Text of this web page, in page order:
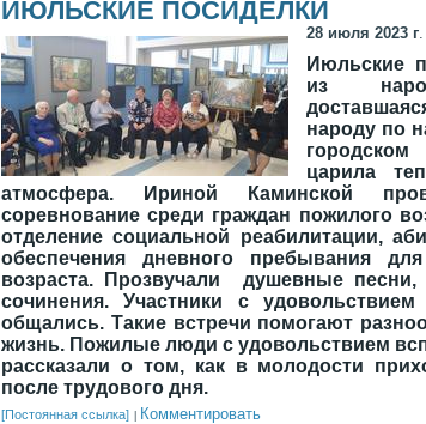
ИЮЛЬСКИЕ ПОСИДЕЛКИ
28 июля 2023 г.
Июльские
из
народу по
царила
атмосфера. Ириной Каминской
соревнование среди граждан пожилого
отделение социальной реабилитации,
обеспечения дневного пребывания
возраста. Прозвучали душевные песни,
сочинения. Участники с
общались. Такие встречи помогают
жизнь. Пожилые люди с удовольствием
рассказали о том, как в молодости
после трудового дня.
[Постоянная ссылка] Комментировать